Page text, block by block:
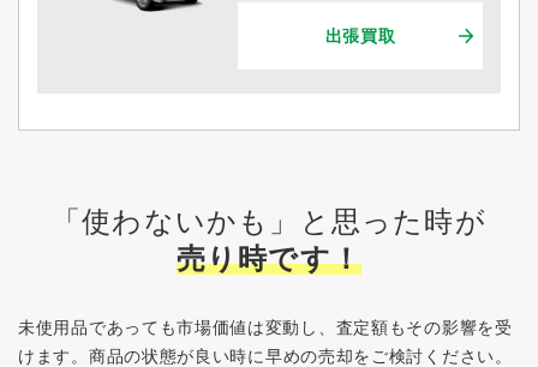
出張買取
「使わないかも」と思った時が
売り時です！
未使用品であっても市場価値は変動し、査定額もその影響を受
けます。 商品の状態が良い時に早めの売却をご検討ください。